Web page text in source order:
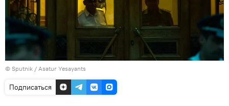
© Sputnik / Asatur Yesayants
Подписаться